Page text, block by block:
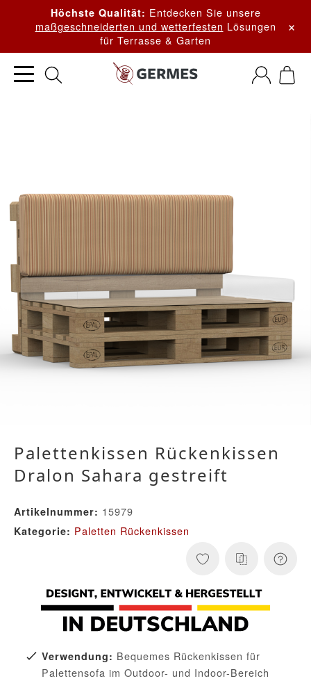
Höchste Qualität: Entdecken Sie unsere
maßgeschneiderten und wetterfesten Lösungen
für Terrasse & Garten
×
Palettenkissen Rückenkissen
Dralon Sahara gestreift
Artikelnummer: 15979
Kategorie: Paletten Rückenkissen
Verwendung: Bequemes Rückenkissen für
Palettensofa im Outdoor- und Indoor-Bereich